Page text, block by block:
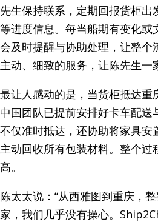
先生保持联系，定期回报货柜出
等进度信息。每当船期有变化或
会及时提醒与协助处理，让整个
主动、细致的服务，让陈先生一
最让人感动的是，当货柜抵达
中国团队已提前安排好卡车配送
不仅准时抵达，还协助将家具安
主动回收所有包装材料。整个过
高。
陈太太说：“从西雅图到重庆，
家，我们几乎没有操心。